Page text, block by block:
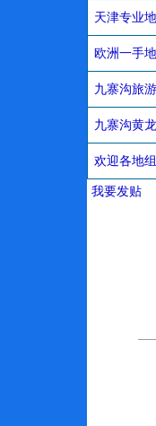
天津专业
欧洲一手
九寨沟旅
九寨沟黄
欢迎各地
我要发贴